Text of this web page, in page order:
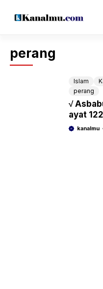
perang
Islam
perang
√ Asbabunnuzul QS. At-Taubah
ayat
Perang
kanalmu